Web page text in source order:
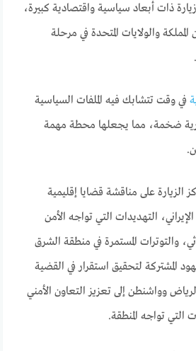
ذات أبعاد سياسية واقتصادية كبيرة،
والولايات المتحدة في مرحلة
في وقت تتشابك فيه الملفات السياسية
ضخمة، مما يجعلها محطة مهمة
الزيارة على مناقشة قضايا إقليمية
التهديدات التي تواجه الأمن
والتوترات المستمرة في منطقة الشرق
المشتركة لتحقيق استقرار في القضية
وواشنطن إلى تعزيز التعاون الأمني
التي تواجه المنطقة.